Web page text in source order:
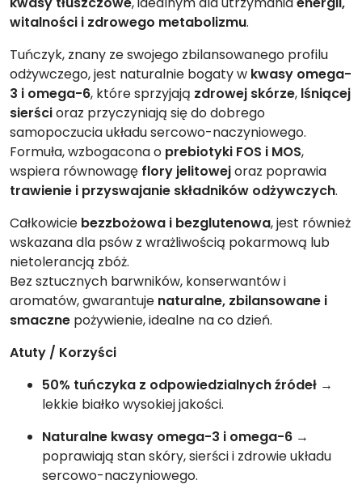
witalności i zdrowego metabolizmu.
Tuńczyk, znany ze swojego zbilansowanego profilu
odżywczego, jest naturalnie bogaty w kwasy omega-
3 i omega-6, które sprzyjają zdrowej skórze, lśniącej
sierścioraz przyczyniają się do dobrego
samopoczucia układu sercowo-naczyniowego.
Formuła, wzbogacona o prebiotyki FOS i MOS,
wspiera równowagę flory jelitowejoraz poprawia
trawienie i przyswajanie składników odżywczych.
Całkowicie bezzbożowa i bezglutenowa, jest również
wskazana dla psów z wrażliwością pokarmową lub
nietolerancją zbóż.
Bez sztucznych barwników, konserwantów i
aromatów, gwarantuje naturalne, zbilansowane i
smaczne pożywienie, idealne na co dzień.
Atuty / Korzyści
50% tuńczyka z odpowiedzialnych źródeł →
lekkie białko wysokiej jakości.
Naturalne kwasy omega-3 i omega-6 →
poprawiają stan skóry, sierści i zdrowie układu
sercowo-naczyniowego.